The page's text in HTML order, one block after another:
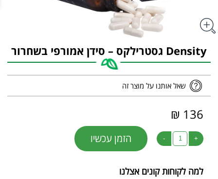
Density גסטרילקס – סידן אמורפי בשחרור
שאל אותנו על מוצר זה
136 ₪
+
- הזמן עכשיו
למה לקוחות קונים אצלנו